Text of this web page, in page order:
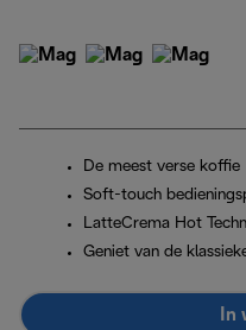
De meest verse koffie
Soft-touch
LatteCrema Hot
Geniet van de
In